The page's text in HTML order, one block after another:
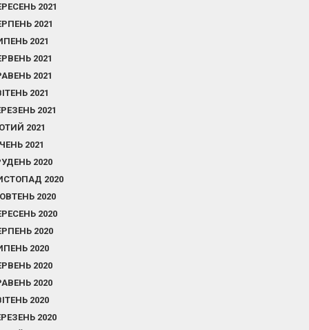
2021
2021
2021
2021
2021
2021
2021
2021
2021
2020
2020
2020
2020
2020
2020
2020
2020
2020
2020